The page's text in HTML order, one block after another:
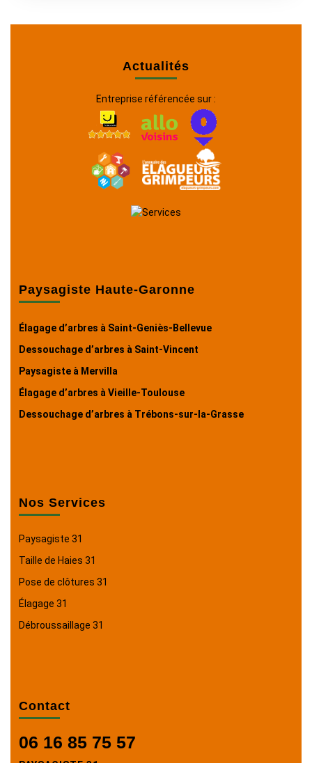
Actualités
Entreprise référencée sur :
Paysagiste Haute-Garonne
Élagage d’arbres à Saint-Geniès-Bellevue
Dessouchage d’arbres à Saint-Vincent
Paysagiste à Mervilla
Élagage d’arbres à Vieille-Toulouse
Dessouchage d’arbres à Trébons-sur-la-Grasse
Nos Services
Paysagiste 31
Taille de Haies 31
Pose de clôtures 31
Élagage 31
Débroussaillage 31
Contact
06 16 85 75 57